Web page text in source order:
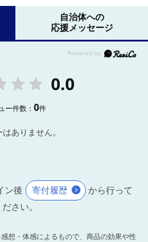
自治体への
応援メッセージ
0.0
ー件数：0件
ありません。
ン後 寄付履歴
から行って
ださい。
想・体感によるもので、商品の効果や性